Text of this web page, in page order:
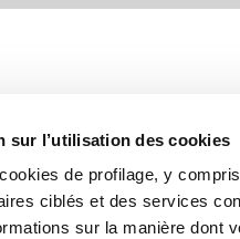
sur l’utilisation des cookies
de profilage, y
ciblés et des services
sur la manière dont